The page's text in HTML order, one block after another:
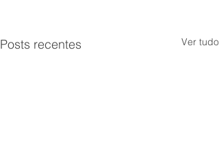
Posts recentes Ver tudo